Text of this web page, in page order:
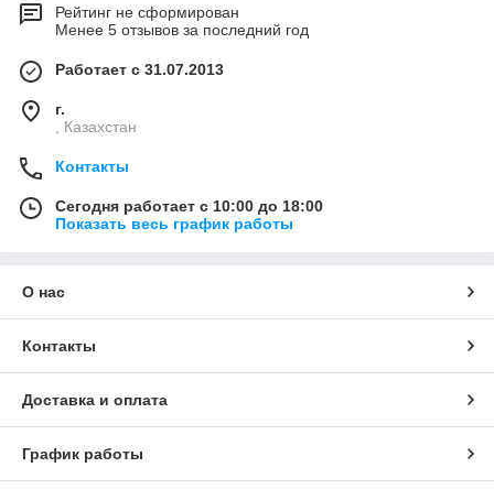
Рейтинг не сформирован
Менее 5 отзывов за последний год
Работает с 31.07.2013
г.
, Казахстан
Контакты
Сегодня работает с 10:00 до 18:00
Показать весь график работы
О нас
Контакты
Доставка и оплата
График работы